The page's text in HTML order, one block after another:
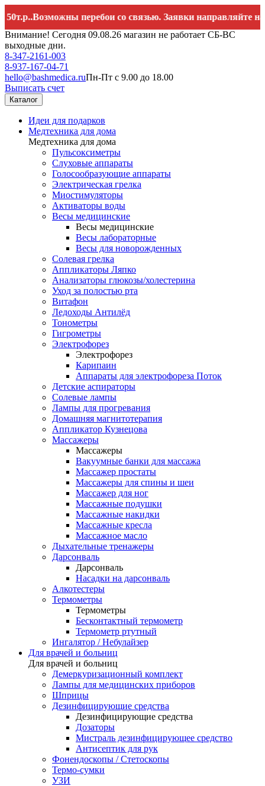
перебои со связью. Заявки направляйте на
Внимание! Сегодня 09.08.26 магазин не работает СБ-ВС
выходные дни.
8-347-2161-003
8-937-167-04-71
hello@bashmedica.ruПн-Пт с 9.00 до 18.00
Выписать счет
Каталог
Идеи для подарков
Медтехника для дома
Медтехника для дома
Пульсоксиметры
Слуховые аппараты
Голосообразующие аппараты
Электрическая грелка
Миостимуляторы
Активаторы воды
Весы медицинские
Весы медицинские
Весы лабораторные
Весы для новорожденных
Солевая грелка
Аппликаторы Ляпко
Анализаторы глюкозы/холестерина
Уход за полостью рта
Витафон
Ледоходы Антилёд
Тонометры
Гигрометры
Электрофорез
Электрофорез
Карипаин
Аппараты для электрофореза Поток
Детские аспираторы
Солевые лампы
Лампы для прогревания
Домашняя магнитотерапия
Аппликатор Кузнецова
Массажеры
Массажеры
Вакуумные банки для массажа
Массажер простаты
Массажеры для спины и шеи
Массажер для ног
Массажные подушки
Массажные накидки
Массажные кресла
Массажное масло
Дыхательные тренажеры
Дарсонваль
Дарсонваль
Насадки на дарсонваль
Алкотестеры
Термометры
Термометры
Бесконтактный термометр
Термометр ртутный
Ингалятор / Небулайзер
Для врачей и больниц
Для врачей и больниц
Демеркуризационный комплект
Лампы для медицинских приборов
Шприцы
Дезинфицирующие средства
Дезинфицирующие средства
Дозаторы
Мистраль дезинфицирующее средство
Антисептик для рук
Фонендоскопы / Стетоскопы
Термо-сумки
УЗИ